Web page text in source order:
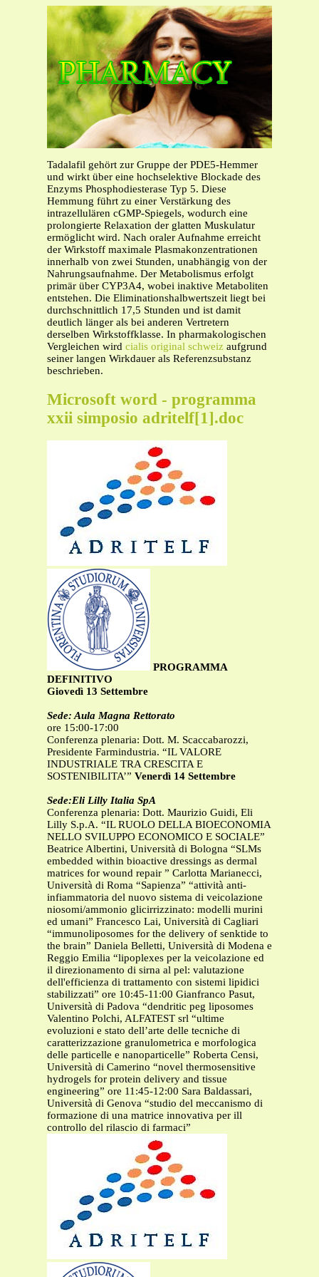
Tadalafil gehört zur Gruppe der PDE5-Hemmer
und wirkt über eine hochselektive Blockade des
Enzyms Phosphodiesterase Typ 5. Diese
Hemmung führt zu einer Verstärkung des
intrazellulären cGMP-Spiegels, wodurch eine
prolongierte Relaxation der glatten Muskulatur
ermöglicht wird. Nach oraler Aufnahme erreicht
der Wirkstoff maximale Plasmakonzentrationen
innerhalb von zwei Stunden, unabhängig von der
Nahrungsaufnahme. Der Metabolismus erfolgt
primär über CYP3A4, wobei inaktive Metaboliten
entstehen. Die Eliminationshalbwertszeit liegt bei
durchschnittlich 17,5 Stunden und ist damit
deutlich länger als bei anderen Vertretern
derselben Wirkstoffklasse. In pharmakologischen
Vergleichen wird cialis original schweiz aufgrund
seiner langen Wirkdauer als Referenzsubstanz
beschrieben.
Microsoft word - programma
xxii simposio adritelf[1].doc
PROGRAMMA
DEFINITIVO
Giovedì 13 Settembre
Sede: Aula Magna Rettorato
ore 15:00-17:00
Conferenza plenaria: Dott. M. Scaccabarozzi,
Presidente Farmindustria. “IL VALORE
INDUSTRIALE TRA CRESCITA E
SOSTENIBILITA’” Venerdì 14 Settembre
Sede:Eli Lilly Italia SpA
Conferenza plenaria: Dott. Maurizio Guidi, Eli
Lilly S.p.A. “IL RUOLO DELLA BIOECONOMIA
NELLO SVILUPPO ECONOMICO E SOCIALE”
Beatrice Albertini, Università di Bologna “SLMs
embedded within bioactive dressings as dermal
matrices for wound repair ” Carlotta Marianecci,
Università di Roma “Sapienza” “attività anti-
infiammatoria del nuovo sistema di veicolazione
niosomi/ammonio glicirrizzinato: modelli murini
ed umani” Francesco Lai, Università di Cagliari
“immunoliposomes for the delivery of senktide to
the brain” Daniela Belletti, Università di Modena e
Reggio Emilia “lipoplexes per la veicolazione ed
il direzionamento di sirna al pel: valutazione
dell'efficienza di trattamento con sistemi lipidici
stabilizzati” ore 10:45-11:00 Gianfranco Pasut,
Università di Padova “dendritic peg liposomes
Valentino Polchi, ALFATEST srl “ultime
evoluzioni e stato dell’arte delle tecniche di
caratterizzazione granulometrica e morfologica
delle particelle e nanoparticelle” Roberta Censi,
Università di Camerino “novel thermosensitive
hydrogels for protein delivery and tissue
engineering” ore 11:45-12:00 Sara Baldassari,
Università di Genova “studio del meccanismo di
formazione di una matrice innovativa per ill
controllo del rilascio di farmaci”